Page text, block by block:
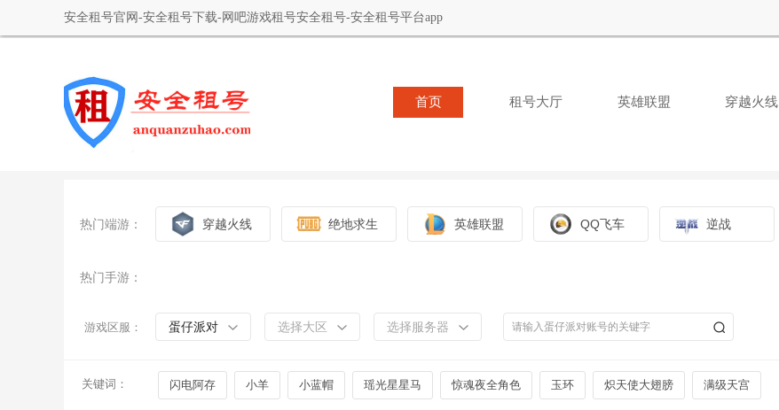
安全租号官网-安全租号下载-网吧游戏租号安全租号-安全租号平台app
首页 租号大厅 英雄联盟 穿越火线
热门端游： 穿越火线 绝地求生 英雄联盟 QQ飞车 逆战
热门手游：
游戏区服： 蛋仔派对 选择大区 选择服务器
关键词： 闪电阿存 小羊 小蓝帽 瑶光星星马 惊魂夜全角色 玉环 炽天使大翅膀 满级天宫